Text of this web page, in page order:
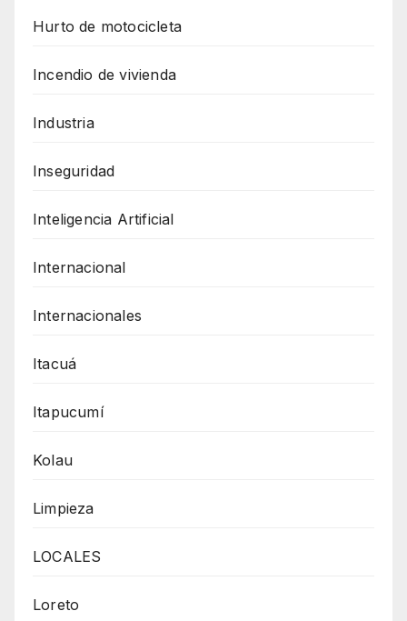
Hurto de motocicleta
Incendio de vivienda
Industria
Inseguridad
Inteligencia Artificial
Internacional
Internacionales
Itacuá
Itapucumí
Kolau
Limpieza
LOCALES
Loreto